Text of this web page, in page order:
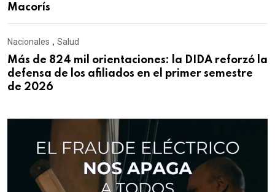
Macorís
Nacionales , Salud
Más de 824 mil orientaciones: la DIDA reforzó la
defensa de los afiliados en el primer semestre
de 2026